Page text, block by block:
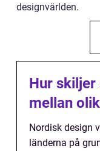
designvärlden.
Hur
mellan
Nordisk design
länderna på